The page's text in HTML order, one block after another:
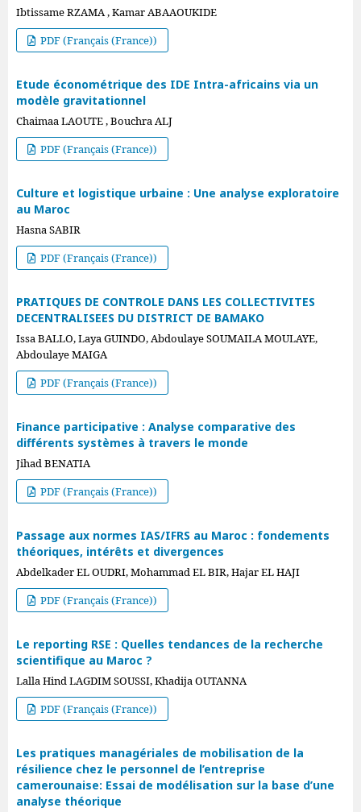
Ibtissame RZAMA , Kamar ABAAOUKIDE
PDF (Français (France))
Etude économétrique des IDE Intra-africains via un
modèle gravitationnel
Chaimaa LAOUTE , Bouchra ALJ
PDF (Français (France))
Culture et logistique urbaine : Une analyse exploratoire
au Maroc
Hasna SABIR
PDF (Français (France))
PRATIQUES DE CONTROLE DANS LES COLLECTIVITES
DECENTRALISEES DU DISTRICT DE BAMAKO
Issa BALLO, Laya GUINDO, Abdoulaye SOUMAILA MOULAYE,
Abdoulaye MAIGA
PDF (Français (France))
Finance participative : Analyse comparative des
différents systèmes à travers le monde
Jihad BENATIA
PDF (Français (France))
Passage aux normes IAS/IFRS au Maroc : fondements
théoriques, intérêts et divergences
Abdelkader EL OUDRI, Mohammad EL BIR, Hajar EL HAJI
PDF (Français (France))
Le reporting RSE : Quelles tendances de la recherche
scientifique au Maroc ?
Lalla Hind LAGDIM SOUSSI, Khadija OUTANNA
PDF (Français (France))
Les pratiques managériales de mobilisation de la
résilience chez le personnel de l’entreprise
camerounaise: Essai de modélisation sur la base d’une
analyse théorique